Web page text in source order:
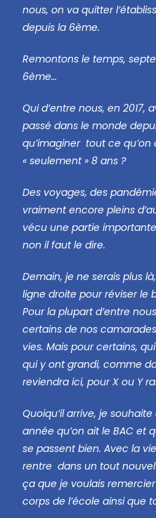
nous, on va quitter
depuis la 6ème.
Remontons le temps,
6ème…
Qui d’entre nous, en 2017,
passé dans le monde
qu’imaginer tout ce qu’on
« seulement » 8 ans ?
Des voyages, des
vraiment encore pleins
vécu une partie
non il faut le dire.
Demain, je ne serais plus
ligne droite pour réviser le
Pour la plupart d’entre
certains de nos
vies. Mais pour certains,
qui y ont grandi, comme
reviendra ici, pour X ou Y
Quoiqu’il arrive, je
année qu’on ait le BAC et
se passent bien. Avec la
rentre dans un tout nouvel
ça que je voulais
corps de l’école ainsi que